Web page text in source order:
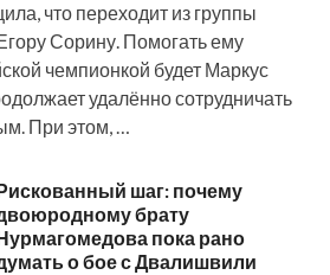
что переходит из группы
Сорину. Помогать ему
чемпионкой будет Маркус
удалённо сотрудничать
При этом, …
шаг: почему
брату
пока рано
о бое с Двалишвили